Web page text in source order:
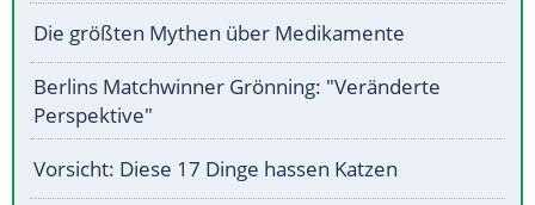
Die größten Mythen über Medikamente
Berlins Matchwinner Grönning: "Veränderte
Perspektive"
Vorsicht: Diese 17 Dinge hassen Katzen